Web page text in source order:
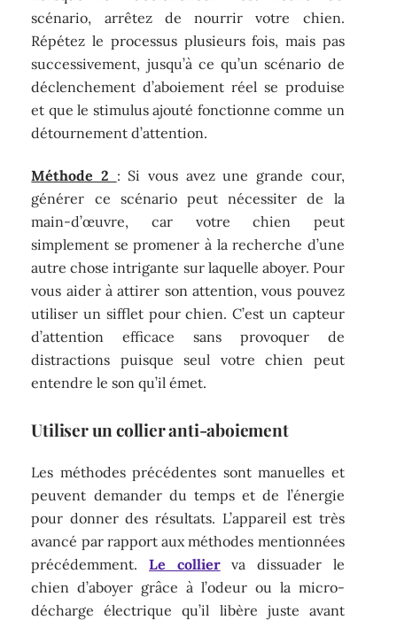
scénario, arrêtez de nourrir votre chien.
Répétez le processus plusieurs fois, mais pas
successivement, jusqu’à ce qu’un scénario de
déclenchement d’aboiement réel se produise
et que le stimulus ajouté fonctionne comme un
détournement d’attention.
Méthode 2 : Si vous avez une grande cour,
générer ce scénario peut nécessiter de la
main-d’œuvre, car votre chien peut
simplement se promener à la recherche d’une
autre chose intrigante sur laquelle aboyer. Pour
vous aider à attirer son attention, vous pouvez
utiliser un sifflet pour chien. C’est un capteur
d’attention efficace sans provoquer de
distractions puisque seul votre chien peut
entendre le son qu’il émet.
Utiliser un collier anti-aboiement
Les méthodes précédentes sont manuelles et
peuvent demander du temps et de l’énergie
pour donner des résultats. L’appareil est très
avancé par rapport aux méthodes mentionnées
précédemment.Le collierva dissuader le
chien d’aboyer grâce à l’odeur ou la micro-
décharge électrique qu’il libère juste avant